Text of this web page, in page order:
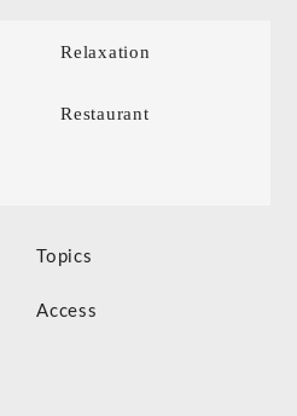
Relaxation
Restaurant
Topics
Access